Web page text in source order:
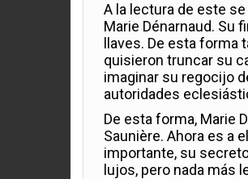
A la lectura de este
Marie Dénarnaud. Su
llaves. De esta
quisieron truncar su
imaginar su regocijo
autoridades
De esta forma, Marie
Saunière. Ahora es a
importante, su
lujos, pero nada más